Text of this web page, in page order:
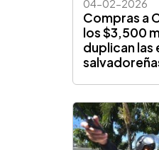
04-02-2026
Compras a
los $3,500
duplican